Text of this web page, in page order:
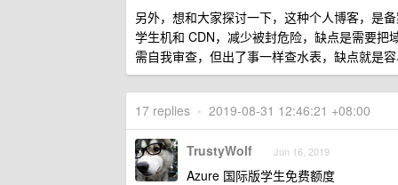
另外，想和大家探讨一下，这种个人博客，是
学生机和 CDN，减少被封危险，缺点是需要
需自我审查，但出了事一样查水表，缺点就是
17 replies • 2019-08-31 12:46:21 +08:00
TrustyWolf Jun 16, 2019
Azure 国际版学生免费额度